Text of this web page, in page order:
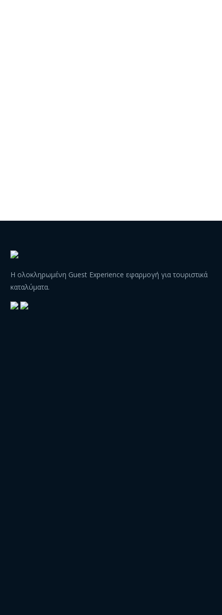
Η ολοκληρωμένη Guest Experience εφαρμογή για τουριστικά
καταλύματα.